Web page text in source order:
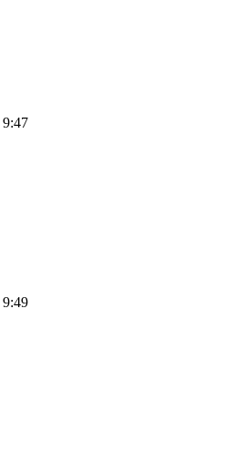
9:47
9:49